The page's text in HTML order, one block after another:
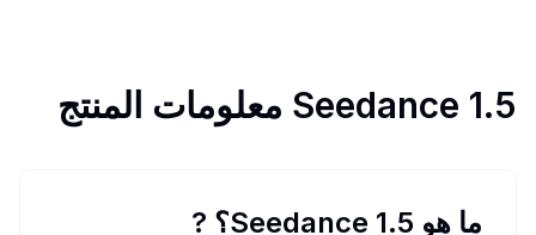
Seedance 1.5 معلومات المنتج
ما هو Seedance 1.5؟ ?